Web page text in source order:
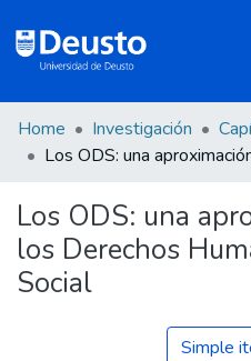
DeustoTeka
Communities
&
Collections
Home Investigación
Los ODS: una
los Derechos
Social
Simple